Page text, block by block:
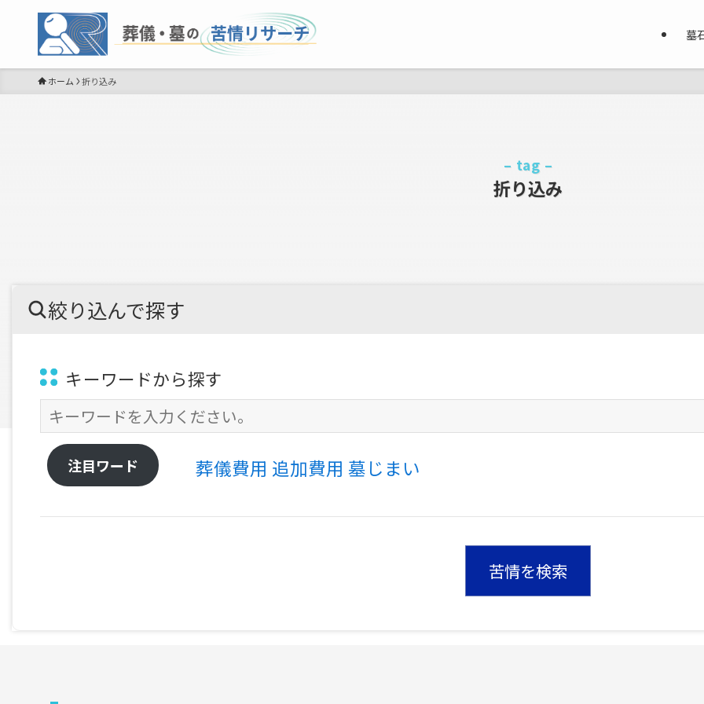
墓
ホーム 折り込み
折り込み
– tag –
絞り込んで探す
キーワードから探す
注目ワード 葬儀費用 追加費用 墓じまい
苦情を検索